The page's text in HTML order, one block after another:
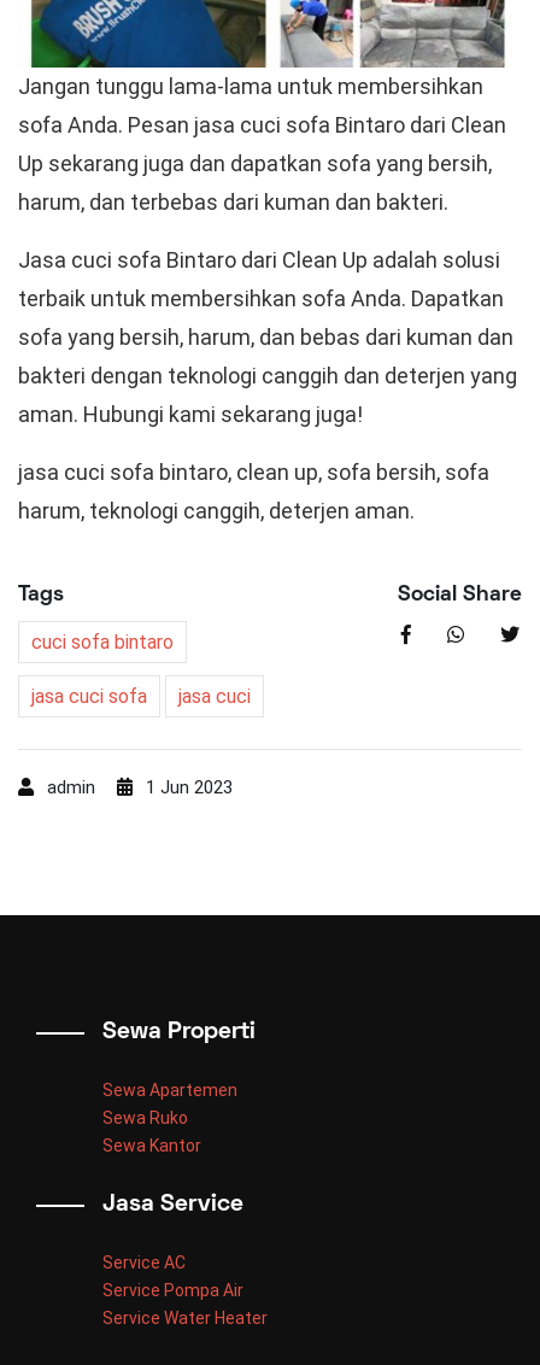
Jangan tunggu lama-lama untuk membersihkan
sofa Anda. Pesan jasa cuci sofa Bintaro dari Clean
Up sekarang juga dan dapatkan sofa yang bersih,
harum, dan terbebas dari kuman dan bakteri.
Jasa cuci sofa Bintaro dari Clean Up adalah solusi
terbaik untuk membersihkan sofa Anda. Dapatkan
sofa yang bersih, harum, dan bebas dari kuman dan
bakteri dengan teknologi canggih dan deterjen yang
aman. Hubungi kami sekarang juga!
jasa cuci sofa bintaro, clean up, sofa bersih, sofa
harum, teknologi canggih, deterjen aman.
Tags
cuci sofa bintaro
jasa cuci sofa jasa cuci
Social Share
admin 1 Jun 2023
Sewa Properti
Sewa Apartemen
Sewa Ruko
Sewa Kantor
Jasa Service
Service AC
Service Pompa Air
Service Water Heater